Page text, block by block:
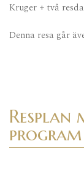
Kruger + två
Denna resa går
Resplan
program